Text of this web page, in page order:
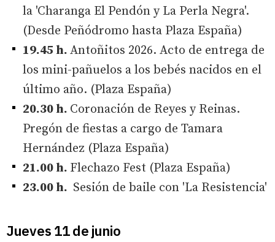
la 'Charanga El Pendón y La Perla Negra'.
(Desde Peñódromo hasta Plaza España)
19.45 h. Antoñitos 2026. Acto de entrega de
los mini-pañuelos a los bebés nacidos en el
último año. (Plaza España)
20.30 h. Coronación de Reyes y Reinas.
Pregón de fiestas a cargo de Tamara
Hernández (Plaza España)
21.00 h. Flechazo Fest (Plaza España)
23.00 h. Sesión de baile con 'La Resistencia'
Jueves 11 de junio